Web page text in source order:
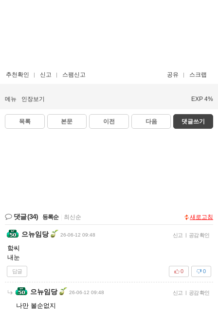
추천확인 신고 스팸신고 공유 스크랩
메뉴 인장보기 EXP 4%
목록 본문 이전 다음 댓글쓰기
댓글(34) 등록순 최신순 새로고침
으뉴임당 26-06-12 09:48 신고 | 공감 확인
핰씨
내눈
답글 0
0
으뉴임당 26-06-12 09:48 신고 | 공감 확인
나만 볼순없지